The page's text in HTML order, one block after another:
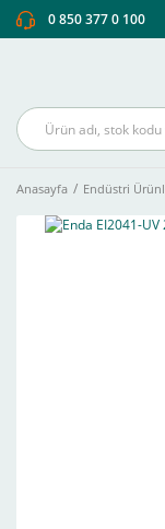
0 850 377 0 100
Anasayfa Endüstri